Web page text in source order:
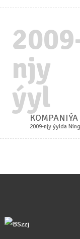
njy
ýyl
2009-njy ýylda